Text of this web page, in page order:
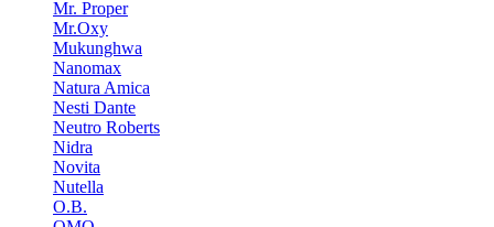
Mr. Proper
Mr.Oxy
Mukunghwa
Nanomax
Natura Amica
Nesti Dante
Neutro Roberts
Nidra
Novita
Nutella
O.B.